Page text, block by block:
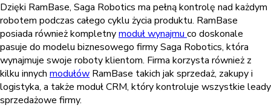
Dzięki RamBase, Saga Robotics ma pełną kontrolę nad każdym
robotem podczas całego cyklu życia produktu. RamBase
posiada również kompletnymoduł wynajmu co doskonale
pasuje do modelu biznesowego firmy Saga Robotics, która
wynajmuje swoje roboty klientom. Firma korzysta również z
kilku innych modułów RamBase takich jak sprzedaż, zakupy i
logistyka, a także moduł CRM, który kontroluje wszystkie leady
sprzedażowe firmy.